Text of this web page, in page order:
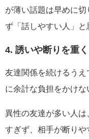
が薄い話題は早めに
ず「話しやすい人」と
4. 誘いや断りを重
友達関係を続けるう
に余計な負担をかけな
異性の友達が多い人は
すぎず、相手が断りや